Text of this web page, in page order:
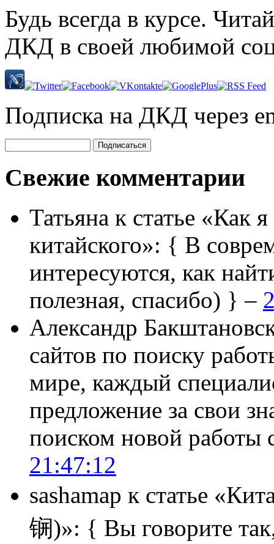
Будь всегда в курсе.
ДКД в своей любимой
Подписка на ДКД через
Свежие комментарии
Татьяна к статье «Как
китайского»: { В
интересуются, как
полезная, спасибо) } –
Александр
сайтов по поиску
мире, каждый
предложение за свои
поиском новой
21:47:12
sashamap к статье
锎)»: { Вы говорите